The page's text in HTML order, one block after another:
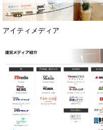
アイティメディア